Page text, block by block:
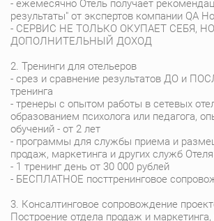
- ежемесячно Отель получает
результаты" от экспертов компании QA
- СЕРВИС НЕ ТОЛЬКО ОКУПАЕТ СЕБЯ,
ДОПОЛНИТЕЛЬНЫЙ ДОХОД
2. Тренинги для отельеров
- срез и сравнение результатов ДО и
тренинга
- тренеры с опытом работы в сетевых
образованием психолога или педагога,
обучений - от 2 лет
- программы для службы приема и
продаж, маркетинга и других служб Отеля
- 1 тренинг день от 30 000 рублей
- БЕСПЛАТНОЕ посттренинговое
3. Консалтинговое сопровождение
Построение отдела продаж и маркетинга,